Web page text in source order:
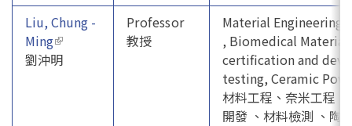
Liu, Chung -
Ming(link is external)
劉沖明
Professor
教授
Material Engineering,
, Biomedical
certification and
testing, Ceramic
材料工程、奈米工程
開發 、材料檢測 、陶